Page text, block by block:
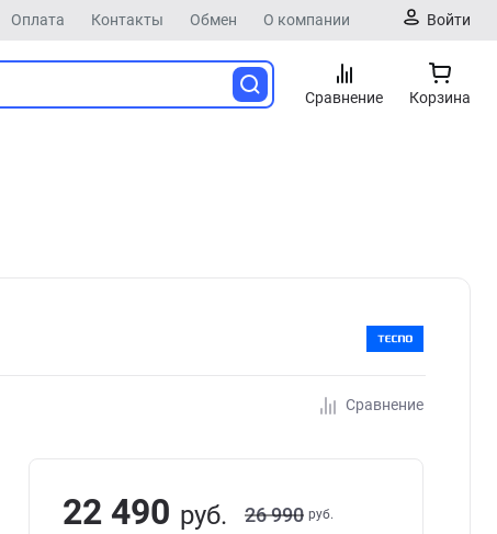
Оплата Контакты Обмен О компании Войти
Сравнение Корзина
Сравнение
22 490 руб. 26 990 руб.